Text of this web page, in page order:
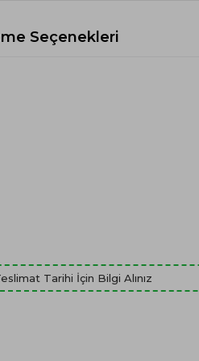
Seçenekleri
Tarihi İçin Bilgi Alınız